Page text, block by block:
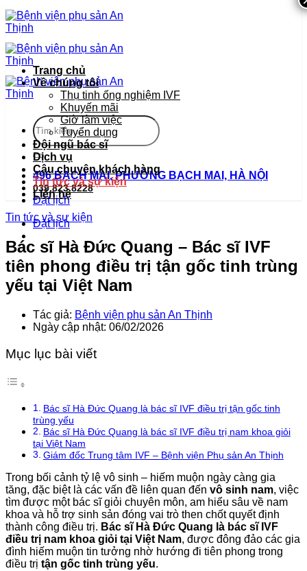
Bỏ
qua
nội
dung
496 BẠCH MAI, PHƯỜNG BẠCH MAI, HÀ NỘI
039.823.8228
Đặt lịch
Đặt lịch
Trang chủ
Về chúng tôi
Thụ tinh ống nghiệm IVF
Khuyến mãi
Giờ làm việc
Tuyển dụng
Đội ngũ bác sĩ
Dịch vụ
Câu chuyện khách hàng
Tin tức và sự kiện
Liên hệ
Tin tức và sự kiện
Bác sĩ Hà Đức Quang – Bác sĩ IVF
tiên phong điều trị tận gốc tinh trùng
yếu tại Việt Nam
Tác giả: Bệnh viện phụ sản An Thịnh
Ngày cập nhật: 06/02/2026
Mục lục bài viết
Bác sĩ Hà Đức Quang là bác sĩ IVF điều trị tận gốc tinh
trùng yếu
Bác sĩ Hà Đức Quang là bác sĩ IVF điều trị nam khoa giỏi
tại Việt Nam
Giám đốc Trung tâm IVF – Bệnh viện Phụ sản An Thịnh
Trong bối cảnh tỷ lệ vô sinh – hiếm muộn ngày càng gia
tăng, đặc biệt là các vấn đề liên quan đến vô sinh nam, việc
tìm được một bác sĩ giỏi chuyên môn, am hiểu sâu về nam
khoa và hỗ trợ sinh sản đóng vai trò then chốt quyết định
thành công điều trị. Bác sĩ Hà Đức Quang là bác sĩ IVF
điều trị nam khoa giỏi tại Việt Nam, được đông đảo các gia
đình hiếm muộn tin tưởng nhờ hướng đi tiên phong trong
điều trị tận gốc tinh trùng yếu.